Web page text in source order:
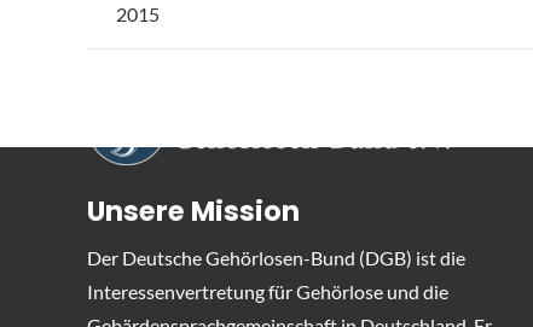
2015
Unsere Mission
Der Deutsche Gehörlosen-Bund (DGB) ist die
Interessenvertretung für Gehörlose und die